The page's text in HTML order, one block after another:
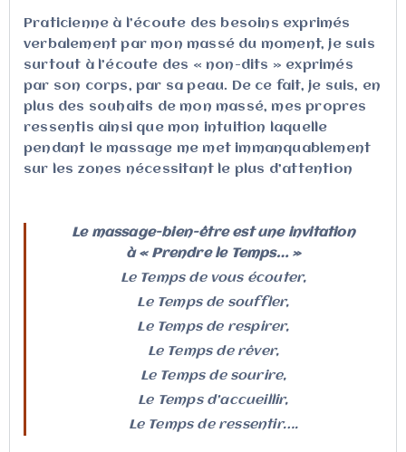
Praticienne à l’écoute des besoins exprimés
verbalement par mon massé du moment, je suis
surtout à l’écoute des « non-dits » exprimés
par son corps, par sa peau. De ce fait, je suis, en
plus des souhaits de mon massé, mes propres
ressentis ainsi que mon intuition laquelle
pendant le massage me met immanquablement
sur les zones nécessitant le plus d’attention
Le massage-bien-être est une invitation
à« Prendre le Temps… »
Le Temps de vous écouter,
Le Temps de souffler,
Le Temps de respirer,
Le Temps de rêver,
Le Temps de sourire,
Le Temps d’accueillir,
Le Temps de ressentir….